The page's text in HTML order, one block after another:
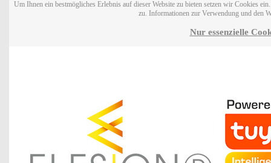
Um Ihnen ein bestmögliches Erlebnis auf dieser Website zu bieten setzen wir Cookies
zu. Informationen zur Verwendung und den
Nur essenzielle